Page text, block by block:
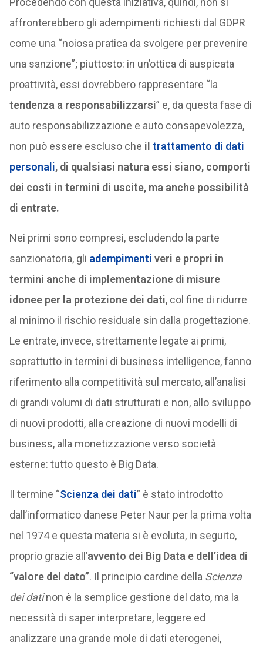
affronterebbero gli adempimenti richiesti dal GDPR
come una “noiosa pratica da svolgere per prevenire
una sanzione”; piuttosto: in un’ottica di auspicata
proattività, essi dovrebbero rappresentare “la
tendenza a responsabilizzarsi” e, da questa fase di
auto responsabilizzazione e auto consapevolezza,
non può essere escluso che il trattamento di dati
personali, di qualsiasi natura essi siano, comporti
dei costi in termini di uscite, ma anche possibilità
di entrate.
Nei primi sono compresi, escludendo la parte
sanzionatoria, gli adempimenti veri e propri in
termini anche di implementazione di misure
idonee per la protezione dei dati, col fine di ridurre
al minimo il rischio residuale sin dalla progettazione.
Le entrate, invece, strettamente legate ai primi,
soprattutto in termini di business intelligence, fanno
riferimento alla competitività sul mercato, all’analisi
di grandi volumi di dati strutturati e non, allo sviluppo
di nuovi prodotti, alla creazione di nuovi modelli di
business, alla monetizzazione verso società
esterne: tutto questo è Big Data.
Il termine “Scienza dei dati” è stato introdotto
dall’informatico danese Peter Naur per la prima volta
nel 1974 e questa materia si è evoluta, in seguito,
proprio grazie all’avvento dei Big Data e dell’idea di
“valore del dato”. Il principio cardine della Scienza
dei datinon è la semplice gestione del dato, ma la
necessità di saper interpretare, leggere ed
analizzare una grande mole di dati eterogenei,